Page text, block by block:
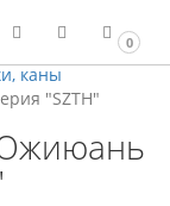
0
каны
"SZTH"